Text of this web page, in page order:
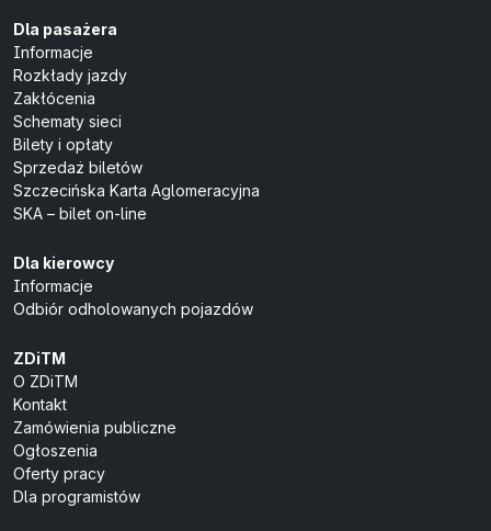
Dla pasażera
Informacje
Rozkłady jazdy
Zakłócenia
Schematy sieci
Bilety i opłaty
Sprzedaż biletów
Szczecińska Karta Aglomeracyjna
SKA – bilet on-line
Dla kierowcy
Informacje
Odbiór odholowanych pojazdów
ZDiTM
O ZDiTM
Kontakt
Zamówienia publiczne
Ogłoszenia
Oferty pracy
Dla programistów